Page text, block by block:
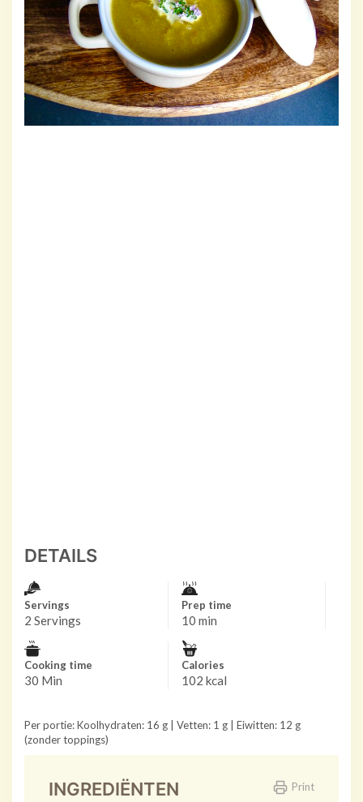
DETAILS
Servings
2 Servings
Prep time
10 min
Cooking time
30 Min
Calories
102 kcal
Per portie: Koolhydraten: 16 g | Vetten: 1 g | Eiwitten: 12 g
(zonder toppings)
Print
INGREDIËNTEN